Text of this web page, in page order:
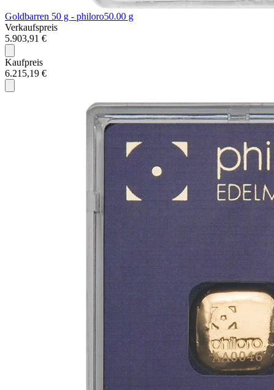
Goldbarren 50 g - philoro50.00 g
Verkaufspreis
5.903,91 €
Kaufpreis
6.215,19 €